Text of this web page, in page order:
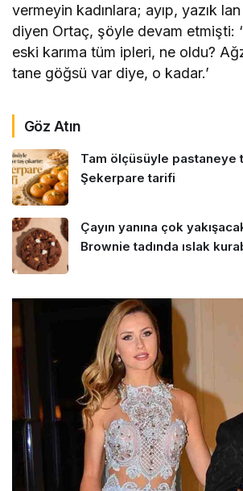
vermeyin kadınlara; ayıp, yazık
diyen Ortaç, şöyle devam etmişti:
eski karıma tüm ipleri, ne oldu?
tane göğsü var diye, o kadar.’
Göz Atın
Tam ölçüsüyle pastaneye
Şekerpare tarifi
Çayın yanına çok
Brownie tadında ıslak